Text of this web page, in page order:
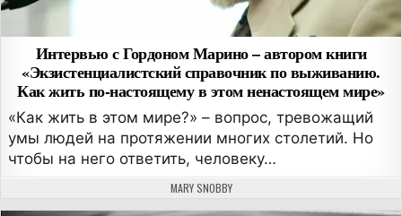
Интервью с Гордоном Марино – автором книги
«Экзистенциалистский справочник по выживанию.
Как жить по-настоящему в этом ненастоящем мире»
«Как жить в этом мире?» – вопрос, тревожащий
умы людей на протяжении многих столетий. Но
чтобы на него ответить, человеку…
АВТОР:
MARY SNOBBY